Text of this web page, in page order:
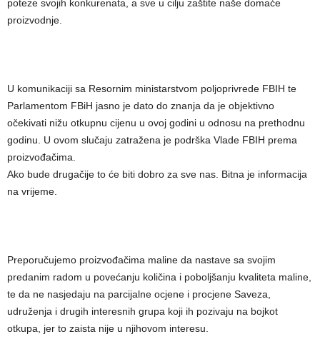
poteze svojih konkurenata, a sve u cilju zaštite naše domaće
proizvodnje.
U komunikaciji sa Resornim ministarstvom poljoprivrede FBIH te
Parlamentom FBiH jasno je dato do znanja da je objektivno
očekivati nižu otkupnu cijenu u ovoj godini u odnosu na prethodnu
godinu. U ovom slučaju zatražena je podrška Vlade FBIH prema
proizvođačima.
Ako bude drugačije to će biti dobro za sve nas. Bitna je informacija
na vrijeme.
Preporučujemo proizvođačima maline da nastave sa svojim
predanim radom u povećanju količina i poboljšanju kvaliteta maline,
te da ne nasjedaju na parcijalne ocjene i procjene Saveza,
udruženja i drugih interesnih grupa koji ih pozivaju na bojkot
otkupa, jer to zaista nije u njihovom interesu.